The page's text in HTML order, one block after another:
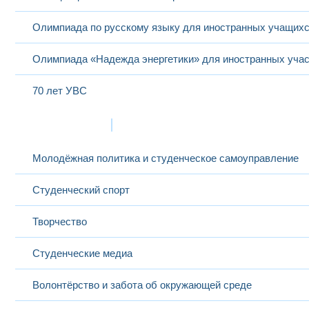
Олимпиада по русскому языку для иностранных
Олимпиада «Надежда энергетики» для иностранных
70 лет УВС
Молодёжная политика и студенческое самоуправление
Студенческий спорт
Творчество
Студенческие медиа
Волонтёрство и забота об окружающей среде